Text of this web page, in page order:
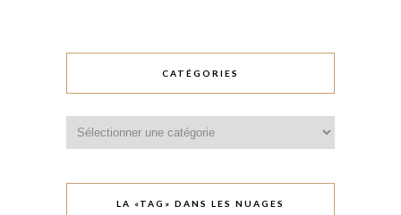
CATÉGORIES
LA «TAG» DANS LES NUAGES